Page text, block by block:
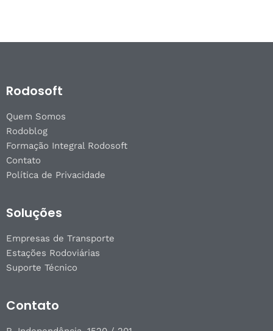
Rodosoft
Quem Somos
Rodoblog
Formação Integral Rodosoft
Contato
Política de Privacidade
Soluções
Empresas de Transporte
Estações Rodoviárias
Suporte Técnico
Contato